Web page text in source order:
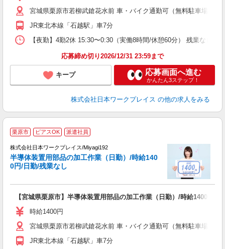
宮城県栗原市若柳武鎗花水前 車・バイク通勤可（無料駐車場有
JR東北本線「石越駅」車7分
【夜勤】4勤2休 15:30〜0:30（実働8時間/休憩60分） 残業なし
応募締め切り2026/12/31 23:59まで
キープ 応募画面へ進む
かんたん3ステップ！
株式会社日本ワークプレイス の他の求人をみる
栗原市 ピアスOK 派遣社員
株式会社日本ワークプレイス/Miyagi192
半導体装置用部品の加工作業（日勤）/時給140
0円/日勤/残業なし
【宮城県栗原市】半導体装置用部品の加工作業（日勤）/時給1400円/
時給1400円
宮城県栗原市若柳武鎗花水前 車・バイク通勤可（無料駐車場有
JR東北本線「石越駅」車7分